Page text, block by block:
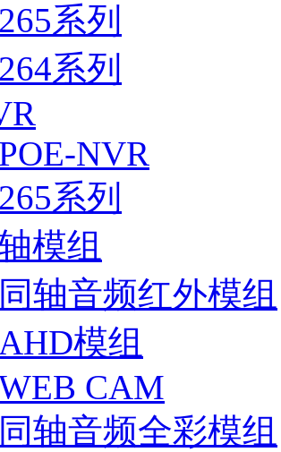
265系列
264系列
POE-NVR
265系列
模组
同轴音频红外模组
AHD模组
CAM
同轴音频全彩模组